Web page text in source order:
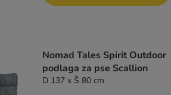
Nomad Tales Spirit Outdoor
podlaga za pse Scallion
D 137 x Š 80 cm